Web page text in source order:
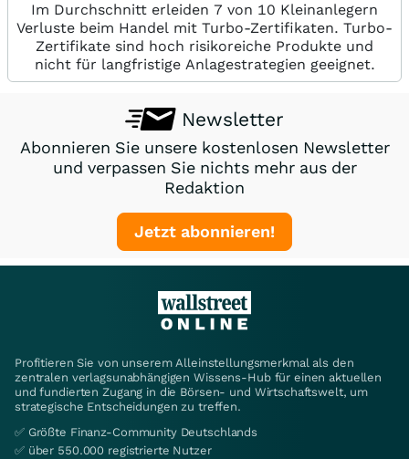
Im Durchschnitt erleiden 7 von 10 Kleinanlegern
Verluste beim Handel mit Turbo-Zertifikaten. Turbo-
Zertifikate sind hoch risikoreiche Produkte und
nicht für langfristige Anlagestrategien geeignet.
Newsletter
Abonnieren Sie unsere kostenlosen Newsletter
und verpassen Sie nichts mehr aus der
Redaktion
Jetzt abonnieren!
Profitieren Sie von unserem Alleinstellungsmerkmal als den
zentralen verlagsunabhängigen Wissens-Hub für einen aktuellen
und fundierten Zugang in die Börsen- und Wirtschaftswelt, um
strategische Entscheidungen zu treffen.
✅ Größte Finanz-Community Deutschlands
✅ über 550.000 registrierte Nutzer